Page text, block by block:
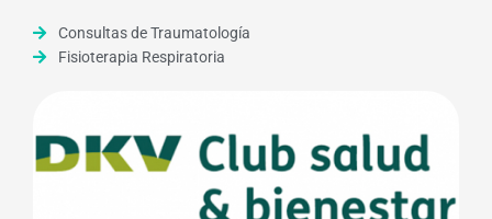
Consultas de Traumatología
Fisioterapia Respiratoria